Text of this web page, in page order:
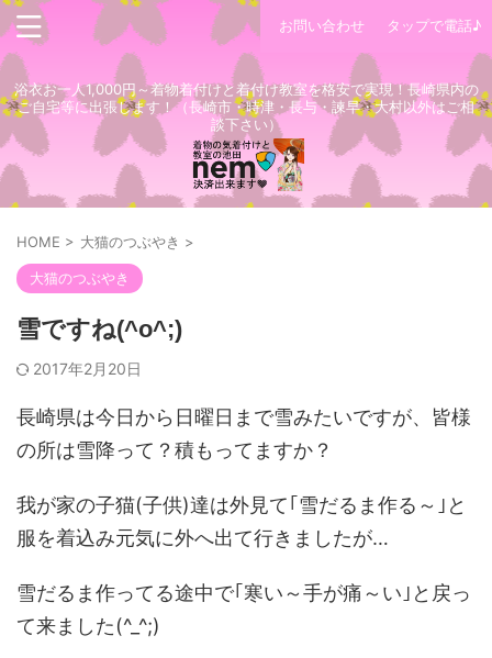
お問い合わせ タップで電話♪
浴衣お一人1,000円～着物着付けと着付け教室を格安で実現！長崎県内の
ご自宅等に出張します！（長崎市・時津・長与・諫早・大村以外はご相
談下さい）
HOME > 大猫のつぶやき >
大猫のつぶやき
雪ですね(^o^;)
2017年2月20日
長崎県は今日から日曜日まで雪みたいですが、皆様
の所は雪降って？積もってますか？
我が家の子猫(子供)達は外見て｢雪だるま作る～｣と
服を着込み元気に外へ出て行きましたが…
雪だるま作ってる途中で｢寒い～手が痛～い｣と戻っ
て来ました(^_^;)